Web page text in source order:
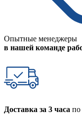
Опытные менеджеры
в нашей команде
Доставка за 3 часа